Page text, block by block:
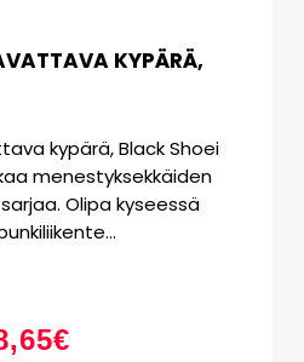
KYPÄRÄ,
kypärä, Black Shoei
menestyksekkäiden
Olipa kyseessä
€